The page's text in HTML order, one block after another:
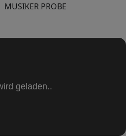
MUSIKER PROBE